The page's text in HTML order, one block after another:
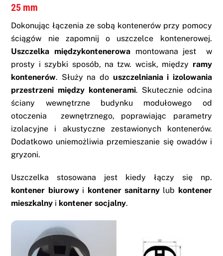
25 mm
Dokonując łączenia ze sobą kontenerów przy pomocy
ściągów nie zapomnij o uszczelce kontenerowej.
Uszczelka międzykontenerowa montowana jest w
prosty i szybki sposób, na tzw. wcisk, między ramy
kontenerów. Służy na do uszczelniania i izolowania
przestrzeni między kontenerami. Skutecznie odcina
ściany wewnętrzne budynku modułowego od
otoczenia zewnętrznego, poprawiając parametry
izolacyjne i akustyczne zestawionych kontenerów.
Dodatkowo uniemożliwia przemieszanie się owadów i
gryzoni.
Uszczelka stosowana jest kiedy łączy się np.
kontener biurowyi kontener sanitarnylub kontener
mieszkalny i kontener socjalny.